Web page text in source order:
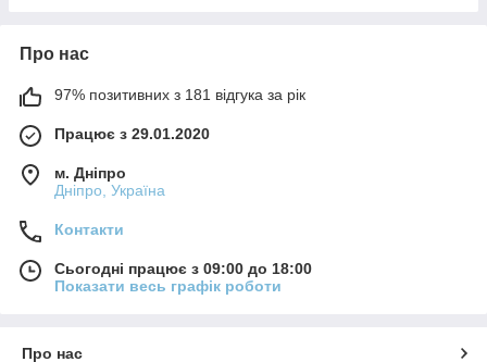
Про нас
97% позитивних з 181 відгука за рік
Працює з 29.01.2020
м. Дніпро
Дніпро, Україна
Контакти
Сьогодні працює з 09:00 до 18:00
Показати весь графік роботи
Про нас